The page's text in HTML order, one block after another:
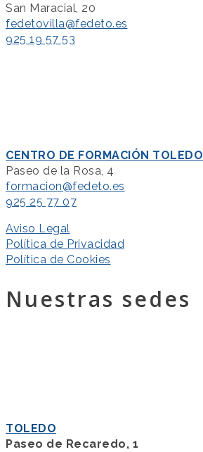
San Maracial, 20
fedetovilla@fedeto.es
925 19 57 53
CENTRO DE FORMACIÓN TOLEDO
Paseo de la Rosa, 4
formacion@fedeto.es
925 25 77 07
Aviso Legal
Política de Privacidad
Política de Cookies
Nuestras sedes
TOLEDO
Paseo de Recaredo, 1